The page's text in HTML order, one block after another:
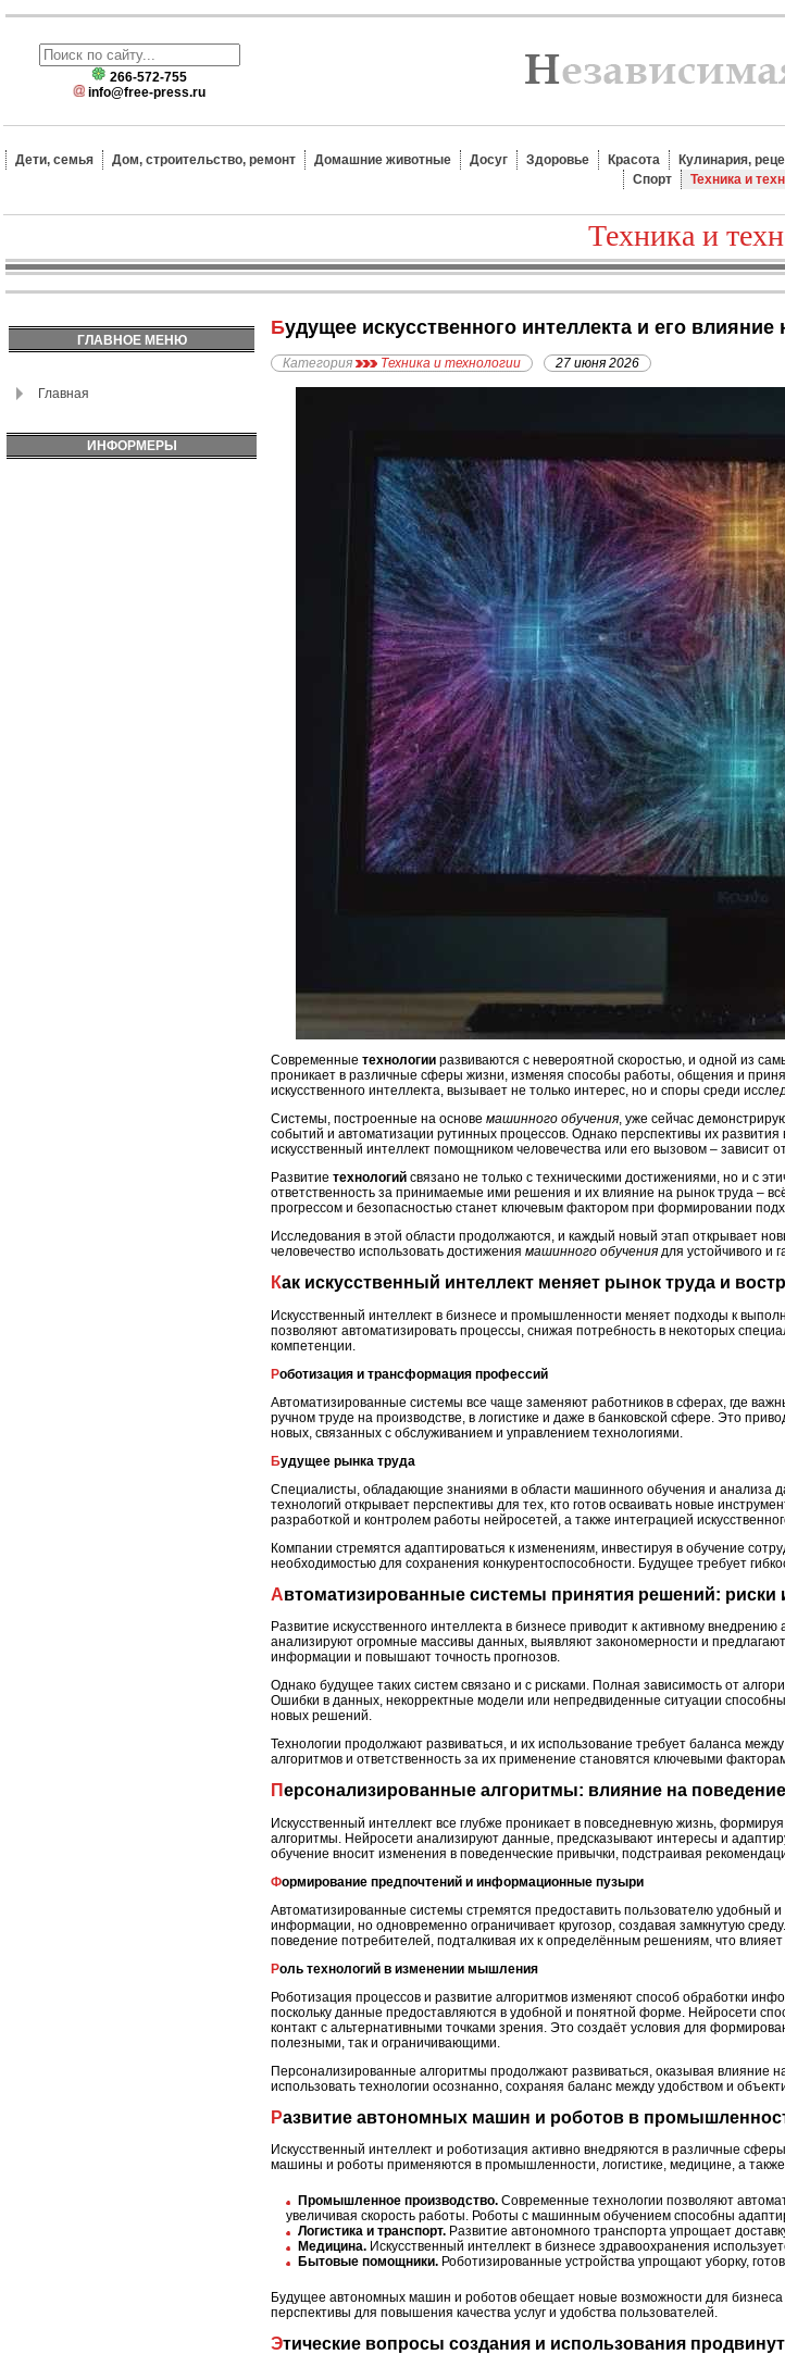
266-572-755
info@free-press.ru
Дети, семья Дом, строительство, ремонт Домашние животные Досуг Здоровье Красота Кулинария,
Спорт
Техника и
Техника и
ГЛАВНОЕ МЕНЮ
Главная
ИНФОРМЕРЫ
Будущее искусственного интеллекта и его влияние
Категория Техника и технологии 27 июня 2026
Современные технологии развиваются с невероятной скоростью, и одной из
проникает в различные сферы жизни, изменяя способы работы, общения и
искусственного интеллекта, вызывает не только интерес, но и споры среди
Системы, построенные на основе машинного обучения, уже сейчас
событий и автоматизации рутинных процессов. Однако перспективы их
искусственный интеллект помощником человечества или его вызовом – зависит
Развитие технологий связано не только с техническими достижениями, но и с
ответственность за принимаемые ими решения и их влияние на рынок труда –
прогрессом и безопасностью станет ключевым фактором при формировании
Исследования в этой области продолжаются, и каждый новый этап открывает
человечество использовать достижения машинного обучения для устойчивого и
Как искусственный интеллект меняет рынок труда и
Искусственный интеллект в бизнесе и промышленности меняет подходы к
позволяют автоматизировать процессы, снижая потребность в некоторых
компетенции.
Роботизация и трансформация профессий
Автоматизированные системы все чаще заменяют работников в сферах, где
ручном труде на производстве, в логистике и даже в банковской сфере. Это
новых, связанных с обслуживанием и управлением технологиями.
Будущее рынка труда
Специалисты, обладающие знаниями в области машинного обучения и анализа
технологий открывает перспективы для тех, кто готов осваивать новые
разработкой и контролем работы нейросетей, а также интеграцией
Компании стремятся адаптироваться к изменениям, инвестируя в обучение
необходимостью для сохранения конкурентоспособности. Будущее требует
Автоматизированные системы принятия решений: риски
Развитие искусственного интеллекта в бизнесе приводит к активному
анализируют огромные массивы данных, выявляют закономерности и
информации и повышают точность прогнозов.
Однако будущее таких систем связано и с рисками. Полная зависимость от
Ошибки в данных, некорректные модели или непредвиденные ситуации
новых решений.
Технологии продолжают развиваться, и их использование требует баланса
алгоритмов и ответственность за их применение становятся ключевыми
Персонализированные алгоритмы: влияние на
Искусственный интеллект все глубже проникает в повседневную жизнь,
алгоритмы. Нейросети анализируют данные, предсказывают интересы и
обучение вносит изменения в поведенческие привычки, подстраивая
Формирование предпочтений и информационные пузыри
Автоматизированные системы стремятся предоставить пользователю удобный
информации, но одновременно ограничивает кругозор, создавая замкнутую
поведение потребителей, подталкивая их к определённым решениям, что влияет
Роль технологий в изменении мышления
Роботизация процессов и развитие алгоритмов изменяют способ обработки
поскольку данные предоставляются в удобной и понятной форме. Нейросети
контакт с альтернативными точками зрения. Это создаёт условия для
полезными, так и ограничивающими.
Персонализированные алгоритмы продолжают развиваться, оказывая влияние
использовать технологии осознанно, сохраняя баланс между удобством и
Развитие автономных машин и роботов в
Искусственный интеллект и роботизация активно внедряются в различные
машины и роботы применяются в промышленности, логистике, медицине, а
Промышленное производство. Современные технологии позволяют
увеличивая скорость работы. Роботы с машинным обучением способны
Логистика и транспорт. Развитие автономного транспорта упрощает
Медицина. Искусственный интеллект в бизнесе здравоохранения
Бытовые помощники. Роботизированные устройства упрощают уборку,
Будущее автономных машин и роботов обещает новые возможности для бизнеса
перспективы для повышения качества услуг и удобства пользователей.
Этические вопросы создания и использования